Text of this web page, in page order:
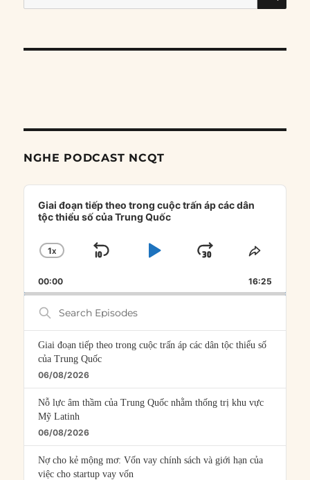
for:
NGHE PODCAST NCQT
Audio
Player
Giai đoạn tiếp theo trong cuộc trấn áp các dân
tộc thiểu số của Trung Quốc
CHANGE
RATE
1X
SKIP
PLAYJUMP
FORWARD
SHARE
00:00 16:25
Search
Episodes
Giai đoạn tiếp theo trong cuộc trấn áp các dân tộc thiểu số
của Trung Quốc
06/08/2026
Nỗ lực âm thầm của Trung Quốc nhằm thống trị khu vực
Mỹ Latinh
06/08/2026
Nợ cho kẻ mộng mơ: Vốn vay chính sách và giới hạn của
việc cho startup vay vốn